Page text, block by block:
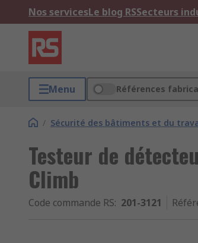
Nos servicesLe blog RSSecteurs
Menu Références
/ Sécurité des bâtiments et du
Testeur de
Climb
Code commande RS: 201-3121